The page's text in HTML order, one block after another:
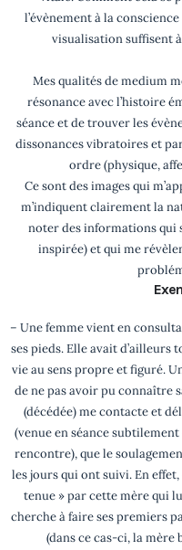
l’évènement à la
visualisation suffisent
Mes qualités de medium
résonance avec l’histoire
séance et de trouver les
dissonances vibratoires et
ordre (physique,
Ce sont des images qui
m’indiquent clairement la
noter des informations qui
inspirée) et qui me
– Une femme vient en
ses pieds. Elle avait d’ailleurs
vie au sens propre et figuré.
de ne pas avoir pu connaître
(décédée) me contacte et
(venue en séance
rencontre), que le
les jours qui ont suivi. En
tenue » par cette mère qui
cherche à faire ses premiers
(dans ce cas-ci, la mère